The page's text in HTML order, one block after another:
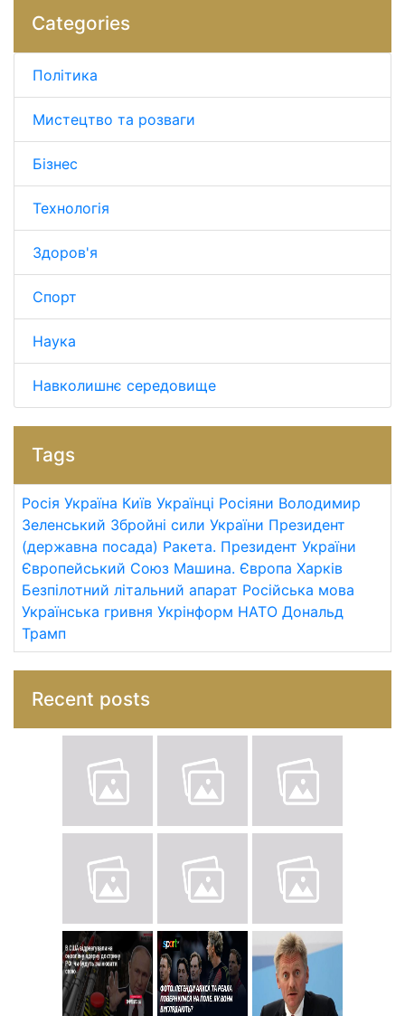
Categories
Політика
Мистецтво та розваги
Бізнес
Технологія
Здоров'я
Спорт
Наука
Навколишнє середовище
Tags
Росія Україна Київ Українці Росіяни Володимир
Зеленський Збройні сили України Президент
(державна посада) Ракета. Президент України
Європейський Союз Машина. Європа Харків
Безпілотний літальний апарат Російська мова
Українська гривня Укрінформ НАТО Дональд
Трамп
Recent posts